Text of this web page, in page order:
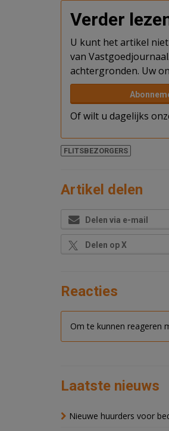
Verder
U kunt het artikel
van
achtergronden. Uw
Of wilt u dagelijks
FLITSBEZORGERS
Artikel delen
Delen via e-mail
Delen op X
Reacties
Om te kunnen reageren
Laatste nieuws
Nieuwe huurders voor